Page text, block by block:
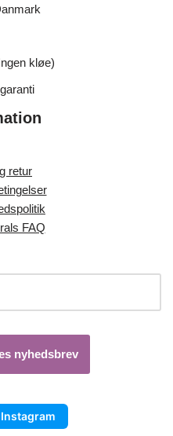
kløe)
retur
FAQ